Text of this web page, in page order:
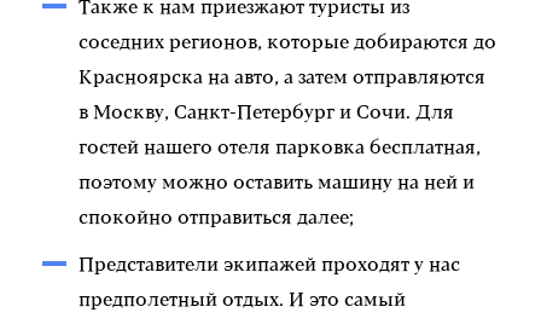
Также к нам приезжают туристы из
соседних регионов, которые добираются до
Красноярска на авто, а затем отправляются
в Москву, Санкт-Петербург и Сочи. Для
гостей нашего отеля парковка бесплатная,
поэтому можно оставить машину на ней и
спокойно отправиться далее;
Представители экипажей проходят у нас
предполетный отдых. И это самый